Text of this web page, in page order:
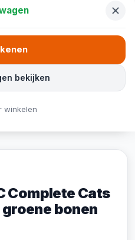
Complete Cats
bonen
bekijken
winkelen